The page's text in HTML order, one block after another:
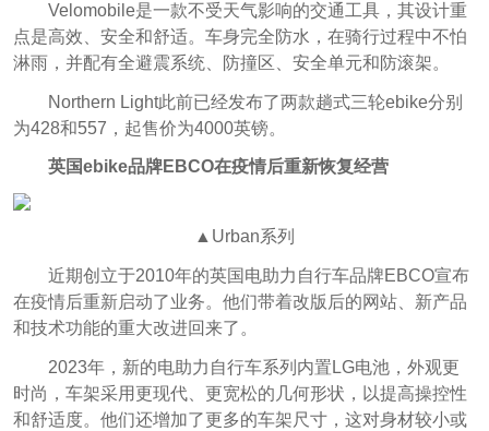
Velomobile是一款不受天气影响的交通工具，其设计重
点是高效、安全和舒适。车身完全防水，在骑行过程中不怕
淋雨，并配有全避震系统、防撞区、安全单元和防滚架。
Northern Light此前已经发布了两款趟式三轮ebike分别
为428和557，起售价为4000英镑。
英国ebike品牌EBCO在疫情后重新恢复经营
▲Urban系列
近期创立于2010年的英国电助力自行车品牌EBCO宣布
在疫情后重新启动了业务。他们带着改版后的网站、新产品
和技术功能的重大改进回来了。
2023年，新的电助力自行车系列内置LG电池，外观更
时尚，车架采用更现代、更宽松的几何形状，以提高操控性
和舒适度。他们还增加了更多的车架尺寸，这对身材较小或